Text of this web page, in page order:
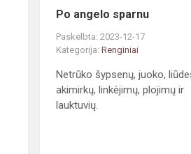
Po angelo sparnu
Paskelbta: 2023-12-17
Kategorija:Renginiai
Netrūko šypsenų, juoko,
akimirkų, linkėjimų, plojimų ir
lauktuvių.